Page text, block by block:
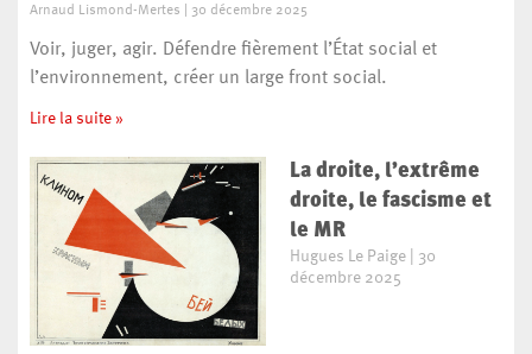
Arnaud Lismond-Mertes 30 décembre 2025
Voir, juger, agir. Défendre fièrement l’État social et
l’environnement, créer un large front social.
Lire la suite »
La droite, l’extrême
droite, le fascisme et
le MR
Hugues Le Paige
30
décembre 2025